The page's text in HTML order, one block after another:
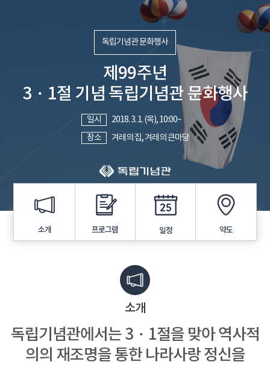
독립기념관 문화행사
제99주년
3・1절 기념 독립기념관 문화행사
일시
2018. 3. 1. (목), 10:00~
장소
겨레의 집, 겨레의 큰마당
소개 프로그램 일정 약도
소개
독립기념관에서는 3・1절을 맞아역사적
의의 재조명을 통한 나라사랑 정신을